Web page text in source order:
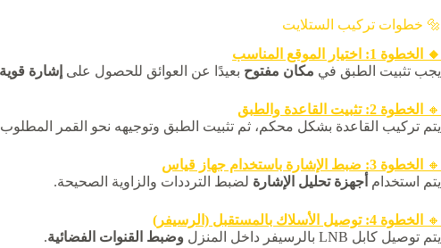
🔩 خطوات تركيب الستلايت
🔸 الخطوة 1: اختيار الموقع المناسب
يجب تثبيت الطبق في مكان مفتوح بعيدًا عن العوائق للحصول على إشارة قوية
🔸
الخطوة 2: تثبيت القاعدة والطبق
يتم تركيب القاعدة بشكل محكم، ثم تثبيت الطبق وتوجيهه نحو القمر
🔸
الخطوة 3: ضبط الإشارة باستخدام جهاز قياس
يتم استخدام أجهزة تحليل الإشارة لضبط الترددات والزاوية الصحيحة.
🔸
الخطوة 4: توصيل الأسلاك بالمستقبل (الرسيفر)
يتم توصيل كابل LNB بالرسيفر داخل المنزل
وضبط القنوات الفضائية.